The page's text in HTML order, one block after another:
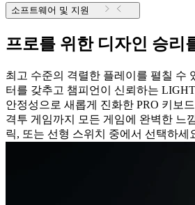
소프트웨어 및 지원
프로를 위한 디자인 승리
최고 수준의 격렬한 플레이를 펼칠 수
터를 갖추고 챔피언이 신뢰하는
안정성으로 새롭게 진화한 PRO 키보
격투 게임까지 모든 게임에 완벽한 느
릭, 또는 선형 스위치 중에서 선택하세